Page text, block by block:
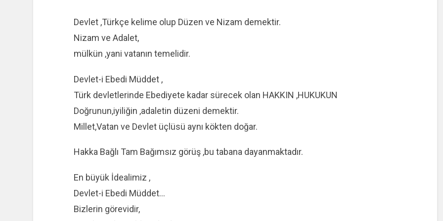
Devlet ,Türkçe kelime olup Düzen ve Nizam demektir.
Nizam ve Adalet,
mülkün ,yani vatanın temelidir.
Devlet-i Ebedi Müddet ,
Türk devletlerinde Ebediyete kadar sürecek olan HAKKIN ,HUKUKUN
Doğrunun,iyiliğin ,adaletin düzeni demektir.
Millet,Vatan ve Devlet üçlüsü aynı kökten doğar.
Hakka Bağlı Tam Bağımsız görüş ,bu tabana dayanmaktadır.
En büyük İdealimiz ,
Devlet-i Ebedi Müddet…
Bizlerin görevidir,